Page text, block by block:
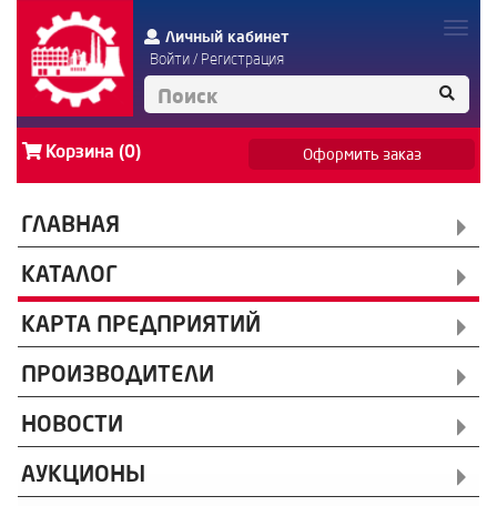
Личный кабинет
Войти/ Регистрация
Корзина (0) Оформить заказ
ГЛАВНАЯ
КАТАЛОГ
КАРТА ПРЕДПРИЯТИЙ
ПРОИЗВОДИТЕЛИ
НОВОСТИ
АУКЦИОНЫ